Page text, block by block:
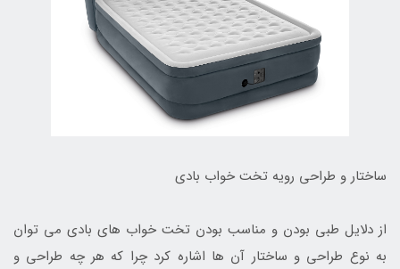
ساختار و طراحی رویه تخت خواب بادی
از دلایل طبی بودن و مناسب بودن تخت خواب های بادی می توان
به نوع طراحی و ساختار آن ها اشاره کرد چرا که هر چه طراحی و